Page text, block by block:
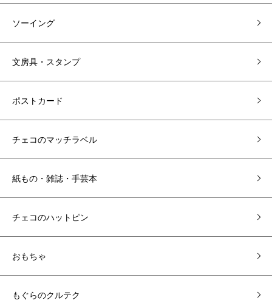
ソーイング
文房具・スタンプ
ポストカード
チェコのマッチラベル
紙もの・雑誌・手芸本
チェコのハットピン
おもちゃ
もぐらのクルテク